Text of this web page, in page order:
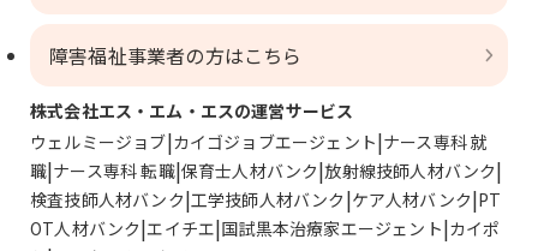
障害福祉事業者の方はこちら
株式会社エス・エム・エスの運営サービス
ウェルミージョブ カイゴジョブエージェント ナース専科 就
職 ナース専科 転職 保育士人材バンク 放射線技師人材バンク
検査技師人材バンク 工学技師人材バンク ケア人材バンク PT
OT人材バンク エイチエ 国試黒本治療家エージェント カイポ